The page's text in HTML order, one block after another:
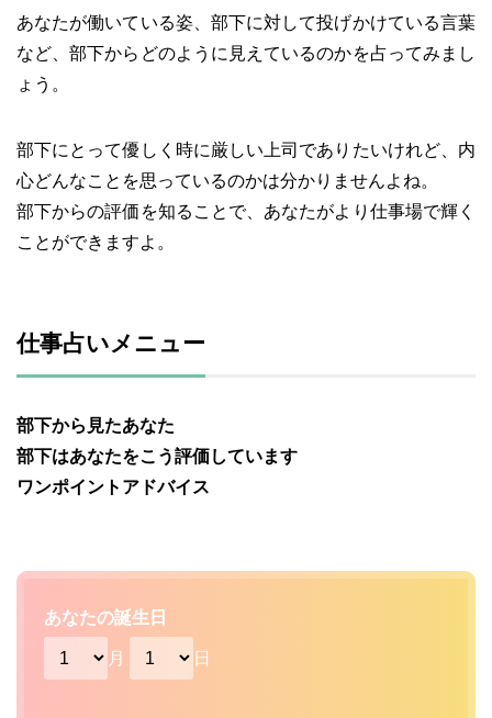
あなたが働いている姿、部下に対して投げかけている言葉
など、部下からどのように見えているのかを占ってみまし
ょう。
部下にとって優しく時に厳しい上司でありたいけれど、内
心どんなことを思っているのかは分かりませんよね。
部下からの評価を知ることで、あなたがより仕事場で輝く
ことができますよ。
仕事占いメニュー
部下から見たあなた
部下はあなたをこう評価しています
ワンポイントアドバイス
あなたの誕生日
月 日